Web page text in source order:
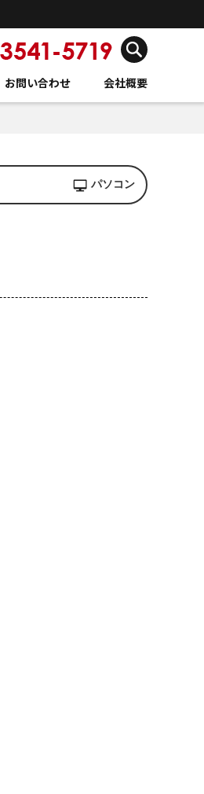
お問い合わせ 会社概要
パソコン